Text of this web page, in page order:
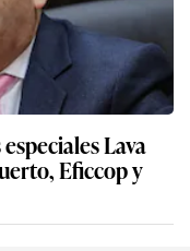
Lava
Eficcop y